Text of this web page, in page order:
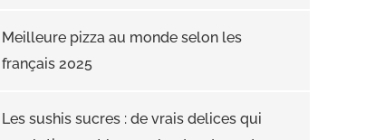
Meilleure pizza au monde selon les
français 2025
Les sushis sucres : de vrais delices qui